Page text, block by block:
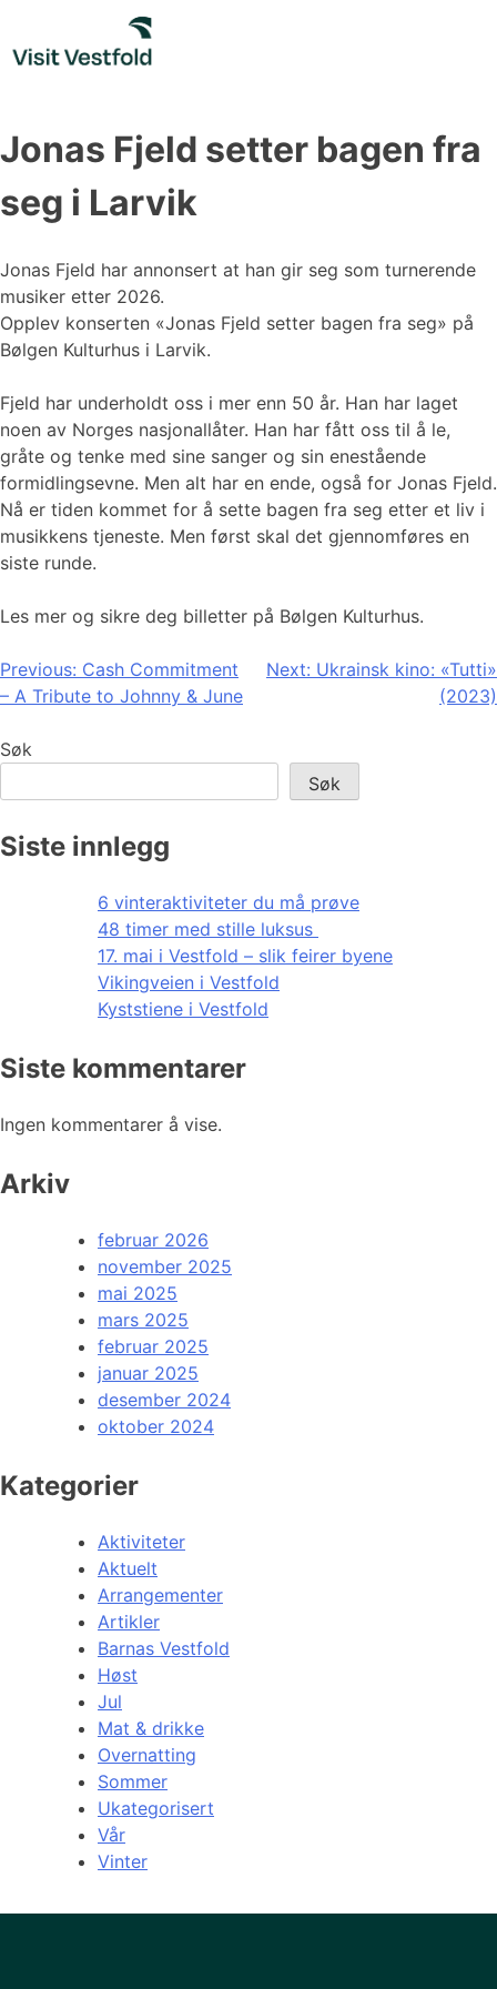
content
Jonas Fjeld setter bagen fra
seg i Larvik
Jonas Fjeld har annonsert at han gir seg som turnerende
musiker etter 2026.
Opplev konserten «Jonas Fjeld setter bagen fra seg» på
Bølgen Kulturhus i Larvik.
Fjeld har underholdt oss i mer enn 50 år. Han har laget
noen av Norges nasjonallåter. Han har fått oss til å le,
gråte og tenke med sine sanger og sin enestående
formidlingsevne. Men alt har en ende, også for Jonas Fjeld.
Nå er tiden kommet for å sette bagen fra seg etter et liv i
musikkens tjeneste. Men først skal det gjennomføres en
siste runde.
Les mer og sikre deg billetter på Bølgen Kulturhus.
Innleggsnavigasjon
Previous: Cash Commitment
– A Tribute to Johnny & June
Next: Ukrainsk kino: «Tutti»
(2023)
Søk
Søk
Siste innlegg
6 vinteraktiviteter du må prøve
48 timer med stille luksus
17. mai i Vestfold – slik feirer byene
Vikingveien i Vestfold
Kyststiene i Vestfold
Siste kommentarer
Ingen kommentarer å vise.
Arkiv
februar 2026
november 2025
mai 2025
mars 2025
februar 2025
januar 2025
desember 2024
oktober 2024
Kategorier
Aktiviteter
Aktuelt
Arrangementer
Artikler
Barnas Vestfold
Høst
Jul
Mat & drikke
Overnatting
Sommer
Ukategorisert
Vår
Vinter